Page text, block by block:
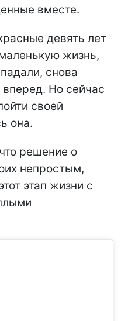
вместе.
девять лет
жизнь,
снова
вперед. Но сейчас
своей
она.
решение о
непростым,
этап жизни с